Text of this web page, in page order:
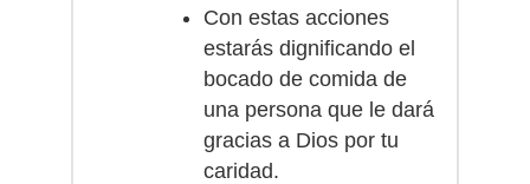
Con estas acciones
estarás dignificando el
bocado de comida de
una persona que le dará
gracias a Dios por tu
caridad.